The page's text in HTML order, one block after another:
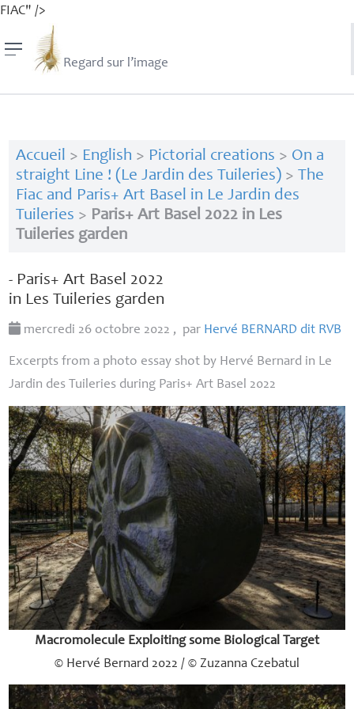
FIAC" />
Regard sur l’image
Accueil > English > Pictorial creations > On a
straight Line ! (Le Jardin des Tuileries)> The
Fiac and Paris+ Art Basel in Le Jardin des
Tuileries > Paris+ Art Basel 2022 in Les
Tuileries garden
- Paris+ Art Basel 2022
in Les Tuileries garden
mercredi 26 octobre 2022 , par Hervé BERNARD dit RVB
Excerpts from a photo essay shot by Hervé Bernard in Le
Jardin des Tuileries during Paris+ Art Basel 2022
Macromolecule Exploiting some Biological Target
© Hervé Bernard 2022 / © Zuzanna Czebatul